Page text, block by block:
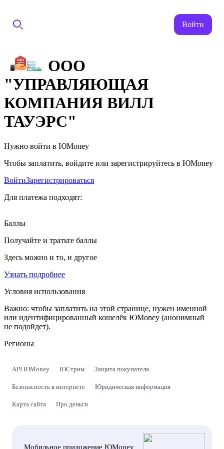
Войти
ООО
"УПРАВЛЯЮЩАЯ
КОМПАНИЯ ВИЛЛ
ТАУЭРС"
Нужно войти в ЮMoney
Чтобы заплатить, войдите или зарегистрируйтесь в ЮMoney
ВойтиЗарегистрироваться
Для платежа подходят:
Баллы
Получайте и тратьте баллы
Здесь можно и то, и другое
Узнать подробнее
Условия использования
Важно: чтобы заплатить на этой странице, нужен именной
или идентифицированный кошелёк ЮMoney (анонимный
не подойдет).
Регионы
API ЮMoney ЮСтрим Защита покупателя
Безопасность в интернете Юридическая информация
Карта сайта Про деньги
Мобильное приложение ЮMoney